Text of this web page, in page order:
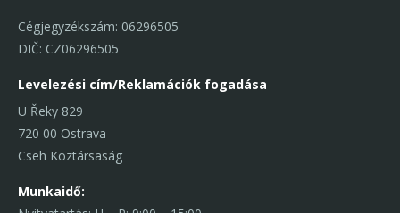
Cégjegyzékszám: 06296505
DIČ: CZ06296505
Levelezési cím/Reklamációk fogadása
U Řeky 829
720 00 Ostrava
Cseh Köztársaság
Munkaidő: